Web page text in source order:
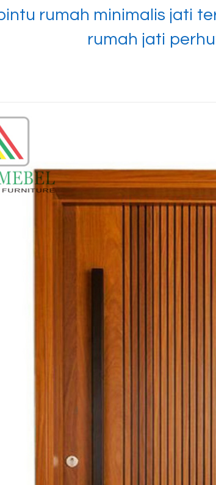
rumah minimalis jati
rumah jati